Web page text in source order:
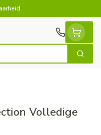
Zoek
Volledige